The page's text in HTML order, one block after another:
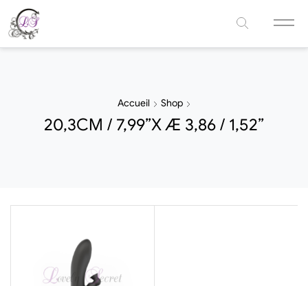
Accueil Shop
20,3CM / 7,99’’X Æ 3,86 / 1,52’’